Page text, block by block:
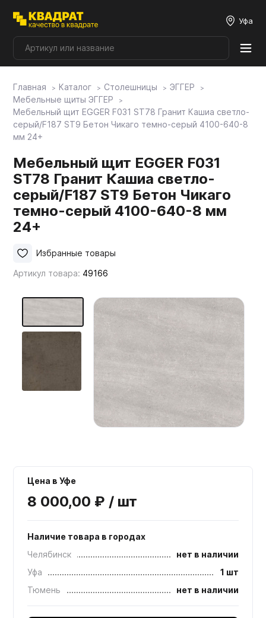
Уфа
Плитные материалы
Фурнитура
Столешницы
Мой ЭГГЕР
Главная Каталог Столешницы
ЭГГЕР
Мебельные щиты ЭГГЕР
Мебельный щит EGGER F031 ST78 Гранит Кашиа светло-
серый/F187 ST9 Бетон Чикаго темно-серый 4100-640-8
мм 24+
Мебельный щит EGGER F031
ST78 Гранит Кашиа светло-
серый/F187 ST9 Бетон Чикаго
темно-серый 4100-640-8 мм
24+
Артикул товара: 49166
Избранные товары
Цена в Уфе
8 000,00 ₽ / шт
Наличие товара в городах
Челябинск
нет в наличии
Уфа
1 шт
Тюмень
нет в наличии